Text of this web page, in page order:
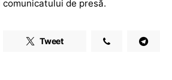
de presă.
Tweet